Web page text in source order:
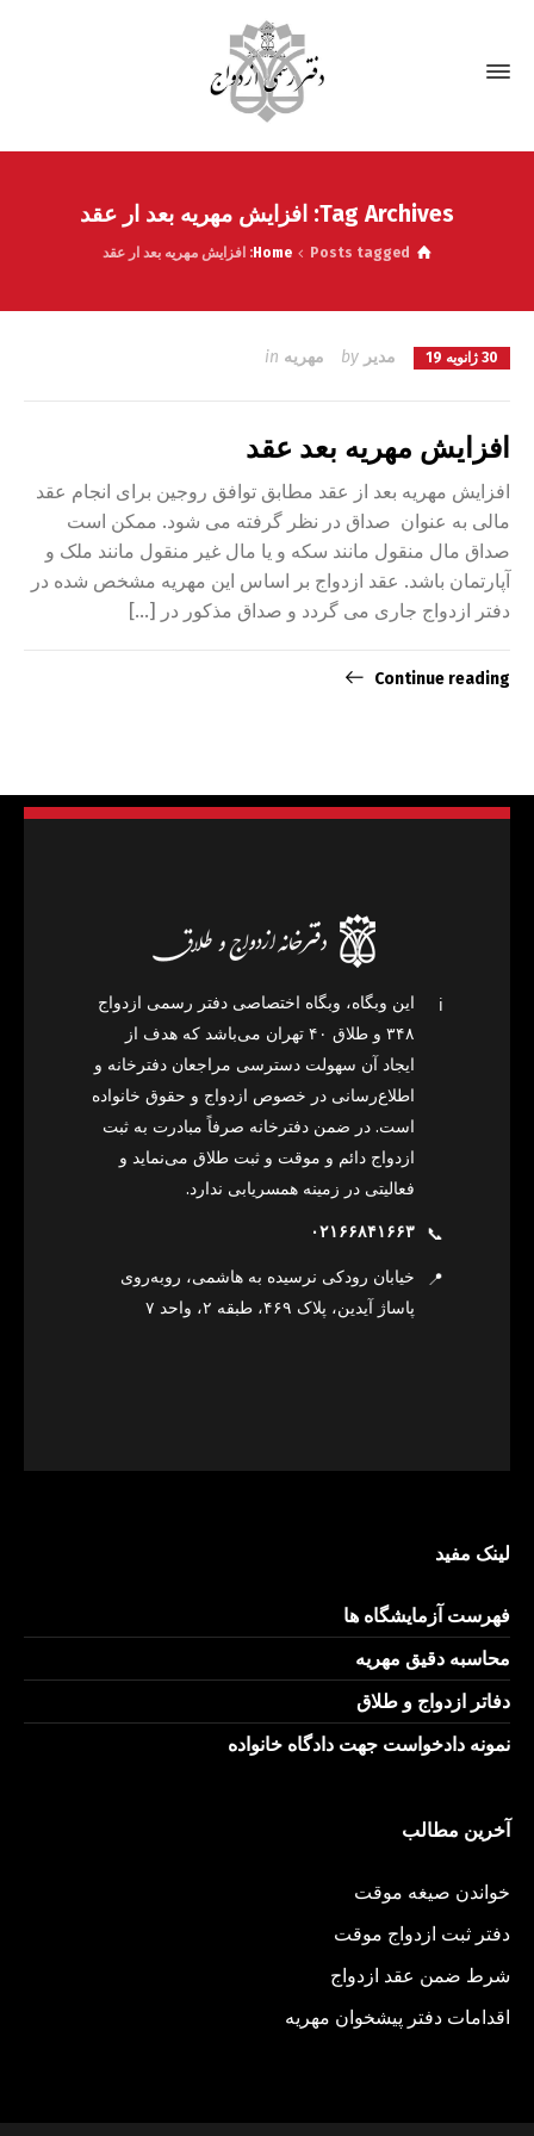
Tag Archives: افزایش مهریه بعد ار عقد
Home Posts tagged: افزایش مهریه بعد ار عقد
30 ژانویه 19 مدیر مهریه
افزایش مهریه بعد عقد
افزایش مهریه بعد از عقد مطابق توافق روجین برای انجام عقد
مالی به عنوان صداق در نظر گرفته می شود. ممکن است
صداق مال منقول مانند سکه و یا مال غیر منقول مانند ملک و
آپارتمان باشد. عقد ازدواج بر اساس این مهریه مشخص شده در
دفتر ازدواج جاری می گردد و صداق مذکور در […]
Continue reading
ℹ️
این وبگاه، وبگاه اختصاصی دفتر رسمی ازدواج
۳۴۸ و طلاق ۴۰ تهران می‌باشد که هدف از
ایجاد آن سهولت دسترسی مراجعان دفترخانه و
اطلاع‌رسانی در خصوص ازدواج و حقوق خانواده
است. در ضمن دفترخانه صرفاً مبادرت به ثبت
ازدواج دائم و موقت و ثبت طلاق می‌نماید و
فعالیتی در زمینه همسریابی ندارد.
📞 ۰۲۱۶۶۸۴۱۶۶۳
📍
خیابان رودکی نرسیده به هاشمی، روبه‌روی
پاساژ آیدین، پلاک ۴۶۹، طبقه ۲، واحد ۷
لینک مفید
فهرست آزمایشگاه ها
محاسبه دقیق مهریه
دفاتر ازدواج و طلاق
نمونه دادخواست جهت دادگاه خانواده
آخرین مطالب
خواندن صیغه موقت
دفتر ثبت ازدواج موقت
شرط ضمن عقد ازدواج
اقدامات دفتر پیشخوان مهریه